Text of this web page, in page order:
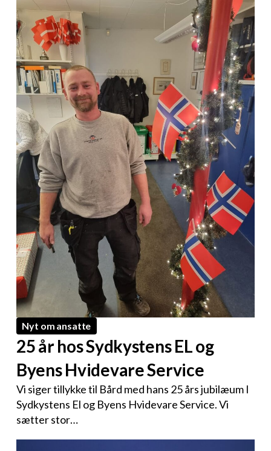
Nyt om ansatte
25 år hos Sydkystens EL og
Byens Hvidevare Service
Vi siger tillykke til Bård med hans 25 års jubilæum I
Sydkystens El og Byens Hvidevare Service. Vi
sætter stor…